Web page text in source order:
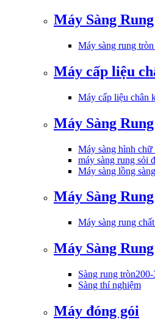
Máy Sàng
Máy sàng rung
Máy cấp liệu
Máy cấp liệu chân
Máy Sàng
Máy sàng hình chữ
máy sàng rung sỏi
Máy sàng lồng sàng
Máy Sàng
Máy sàng rung
Máy Sàng
Sàng rung
Sàng thí nghiệm
Máy đóng gói